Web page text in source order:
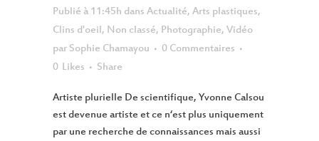
Publié à 11:45h dans Actualité, Arts plastiques,
Clins d'oeil, Non classé, Photographie, Vidéo
par Sophie Chamayou
0 Commentaires
0 Likes Share
Artiste plurielle De scientifique, Yvonne Calsou
est devenue artiste et ce n‘est plus uniquement
par une recherche de connaissances mais aussi